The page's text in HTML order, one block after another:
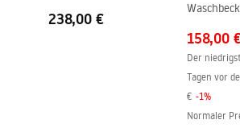
238,00 €
158,00
Der
Tagen vor
€ -1%
Normaler